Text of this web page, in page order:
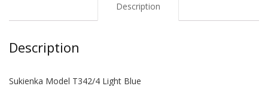
Description
Description
Sukienka Model T342/4 Light Blue